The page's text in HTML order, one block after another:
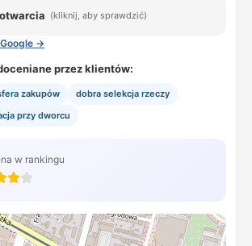
(kliknij, aby sprawdzić)
→
przez klientów:
zakupów
dobra selekcja rzeczy
przy dworcu
w rankingu